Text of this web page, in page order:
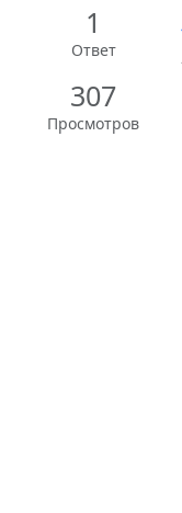
1
Ответ
307
Просмотров